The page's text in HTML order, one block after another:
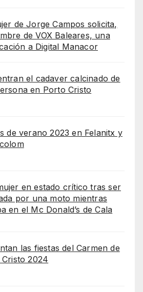
de Jorge Campos solicita,
de VOX Baleares, una
a Digital Manacor
el cadaver calcinado de
en Porto Cristo
de verano 2023 en Felanitx y
en estado crítico tras ser
por una moto mientras
en el Mc Donald’s de Cala
las fiestas del Carmen de
2024